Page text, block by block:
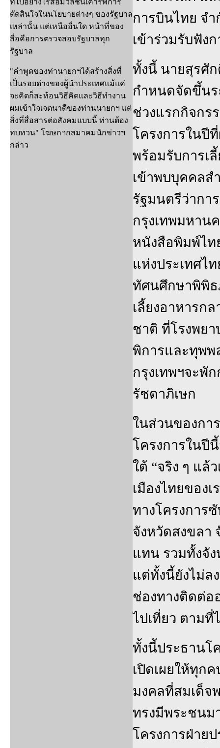
ที่ไปอย่างไรสื่อมวลชนเคารพการ
ตัดสินใจในนโยบายต่างๆ ของรัฐบาล
เหล่านั้น แต่เหนืออื่นใด หน้าที่ของ
สื่อคือการตรวจสอบรัฐบาลทุก
รัฐบาล
"คำพูดของท่านายกฯได้สร้างสิ่งที่
เป็นรอยด่างของผู้นำประเทศแม้แค่
จะคิดก็สะท้อนวิธีคิดและวิธีทำงาน
ผมเข้าใจเจตนาดีของท่านนายกฯ แต่
สิ่งที่สื่อสารต่อสังคมแบบนี้ ท่านต้อง
ทบทวน" โฆษกฯกสมาคมนักข่าวฯ
กล่าว
การบินไทย จ
เข้าร่วมรับฟัง
ทั้งนี้ นายสุรศัก
กำหนดจัดขึ้นร
ช่วงแรกกิจกร
โครงการในปี
พร้อมรับการเ
เข้าพบบุคคลส
รัฐมนตรีว่ากา
กรุงเทพมหาน
หนังสือพิมพ์ไท
แห่งประเทศไ
ทัศนศึกษาพิพิธ
เลี้ยงอาหารก
ชาติ ที่โรงพยา
พิการและทุพพ
กรุงเทพฯจะพั
รัชดาภิเษก
ในส่วนของกา
โครงการในปี
ใต้ “จริง ๆ แล้
เมืองไทยของ
ทางโครงการ
จังหวัดสงขลา
แทน รวมทั้งจัง
แต่ทั้งนี้ยังไม่ลง
ช่องทางติดต่อ
ไปเที่ยว ตามที่
ทั้งนี้ประธานโ
เปิดเผยให้ทุก
มงคลที่สมเด็จ
ทรงมีพระชนม
โครงการฝ่าย